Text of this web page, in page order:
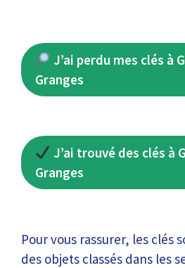
J’ai perdu mes clés à
Granges
J’ai trouvé des clés à
Granges
Pour vous rassurer, les clés
des objets classés dans les